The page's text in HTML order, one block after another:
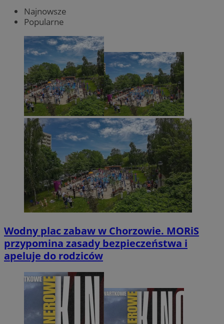
Najnowsze
Popularne
Wodny plac zabaw w Chorzowie. MORiS
przypomina zasady bezpieczeństwa i
apeluje do rodziców